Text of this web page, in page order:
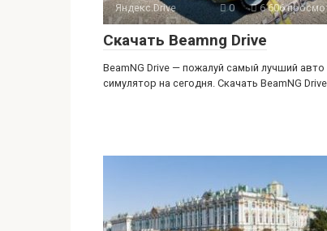
Яндекс.Drive 0 6 606
Скачать Beamng Drive
BeamNG Drive — пожалуй самый лучший авто
симулятор на сегодня. Скачать BeamNG